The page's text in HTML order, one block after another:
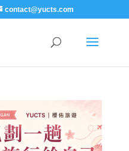
contact@yucts.com